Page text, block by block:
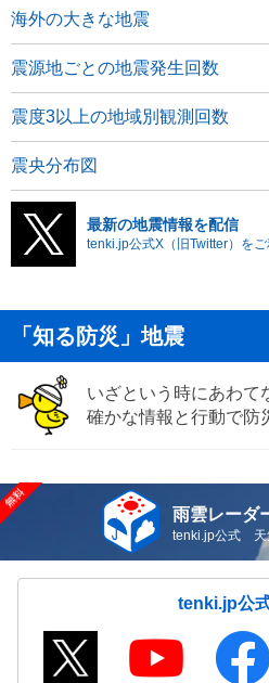
海外の大きな地震
震源地ごとの地震発生回数
震度3以上の地域別観測回数
震央分布図
最新の地震情報を配信
tenki.jp公式X（旧Twitter）をご
「知る防災」地震
いざという時にあわて
確かな情報と行動で防
雨雲レーダ
tenki.jp公式 天
tenki.jp公